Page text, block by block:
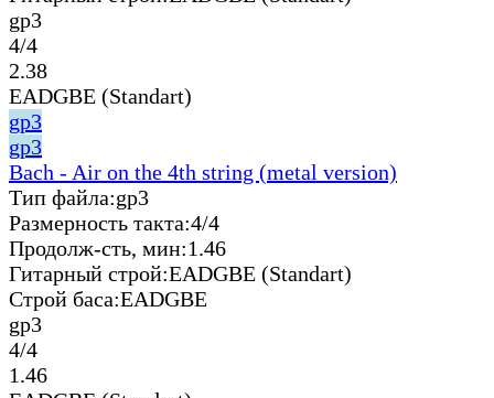
gp3
4/4
2.38
EADGBE (Standart)
gp3
gp3
Bach - Air on the 4th string (metal version)
Тип файла:gp3
Размерность такта:4/4
Продолж-сть, мин:1.46
Гитарный строй:EADGBE (Standart)
Строй баса:EADGBE
gp3
4/4
1.46